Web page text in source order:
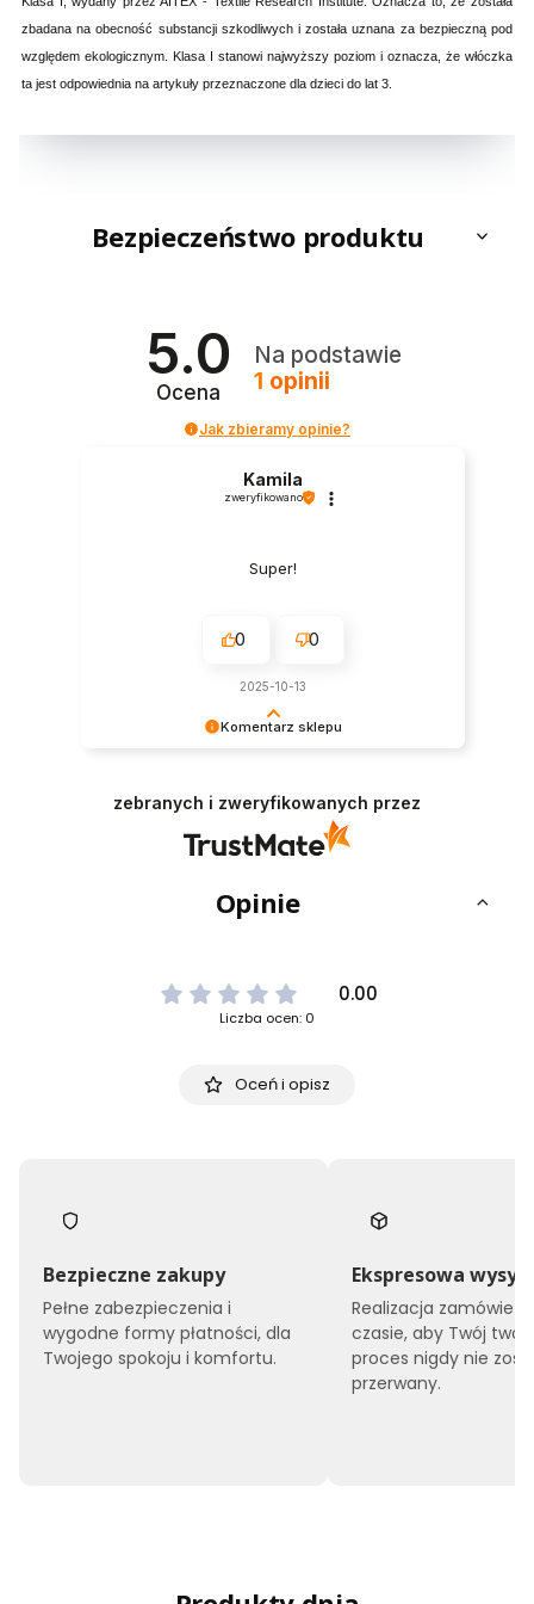
zbadana na obecność substancji szkodliwych i została uznana za bezpieczną pod
względem ekologicznym. Klasa I stanowi najwyższy poziom i oznacza, że włóczka
ta jest odpowiednia na artykuły przeznaczone dla dzieci do lat 3.
Bezpieczeństwo produktu
5.0
Ocena
Na podstawie
1 opinii
Jak zbieramy opinie?
Komentarz sklepu
możemy zapewnić odpowiednią obsługę tak
świetnym klientom. Dziękujemy raz jeszcze!
Kamila
zweryfikowano
Super!
0 0
2025-10-13
zebranych i zweryfikowanych przez
Opinie
0.00
Liczba ocen: 0
Oceń i opisz
Bezpieczne zakupy
Pełne zabezpieczenia i
wygodne formy płatności, dla
Twojego spokoju i komfortu.
Ekspresowa
Realizacja zamówień
czasie, aby Twój
proces nigdy nie
przerwany.